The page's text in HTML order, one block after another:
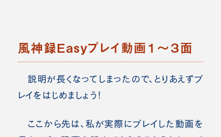
風神録Easyプレイ動画１～３面
説明が長くなってしまったので、とりあえずプ
レイをはじめましょう！
ここから先は、私が実際にプレイした動画を